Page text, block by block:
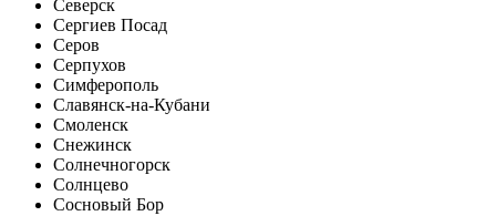
Северск
Сергиев Посад
Серов
Серпухов
Симферополь
Славянск-на-Кубани
Смоленск
Снежинск
Солнечногорск
Солнцево
Сосновый Бор